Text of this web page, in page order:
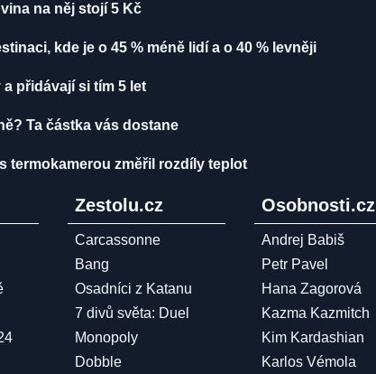
na něj stojí 5 Kč
kde je o 45 % méně lidí a o 40 % levněji
přidávají si tím 5 let
Ta částka vás dostane
termokamerou změřil rozdíly teplot
Zestolu.cz
Carcassonne
Bang
Osadníci z Katanu
7 divů světa: Duel
Monopoly
Dobble
Osobnosti.cz
Andrej Babiš
Petr Pavel
Hana Zagorová
Kazma Kazmitch
Kim Kardashian
Karlos Vémola